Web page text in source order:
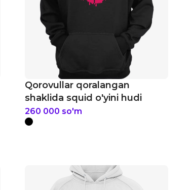
Qorovullar qoralangan
shaklida squid o'yini hudi
260 000 so'm